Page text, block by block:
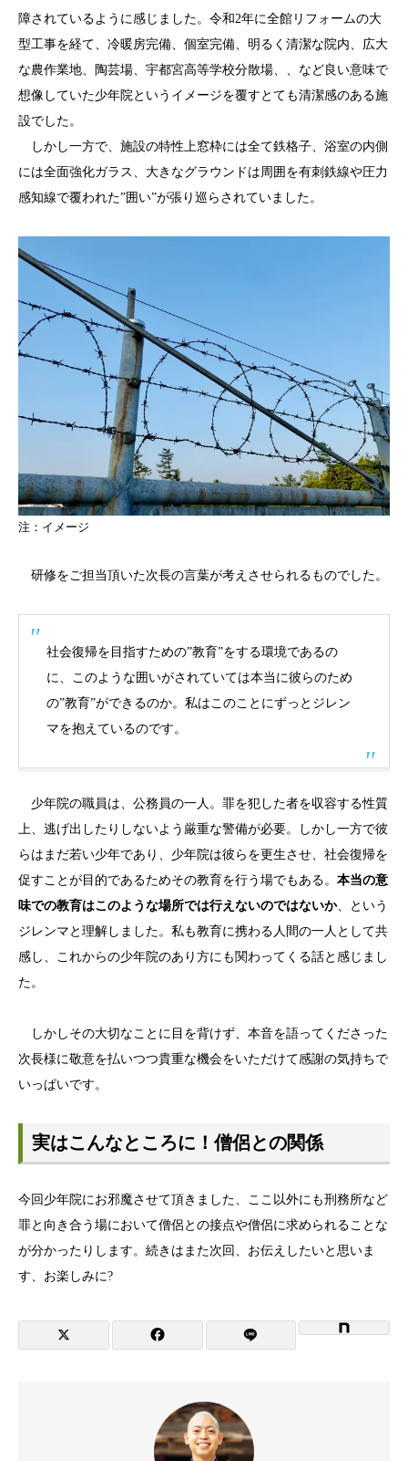
障されているように感じました。令和2年に全館リフォームの大
型工事を経て、冷暖房完備、個室完備、明るく清潔な院内、広大
な農作業地、陶芸場、宇都宮高等学校分散場、、など良い意味で
想像していた少年院というイメージを覆すとても清潔感のある施
設でした。
しかし一方で、施設の特性上窓枠には全て鉄格子、浴室の内側
には全面強化ガラス、大きなグラウンドは周囲を有刺鉄線や圧力
感知線で覆われた”囲い”が張り巡らされていました。
注：イメージ
研修をご担当頂いた次長の言葉が考えさせられるものでした。
社会復帰を目指すための”教育”をする環境であるの
に、このような囲いがされていては本当に彼らのため
の”教育”ができるのか。私はこのことにずっとジレン
マを抱えているのです。
少年院の職員は、公務員の一人。罪を犯した者を収容する性質
上、逃げ出したりしないよう厳重な警備が必要。しかし一方で彼
らはまだ若い少年であり、少年院は彼らを更生させ、社会復帰を
促すことが目的であるためその教育を行う場でもある。 本当の意
味での教育はこのような場所では行えないのではないか、という
ジレンマと理解しました。私も教育に携わる人間の一人として共
感し、これからの少年院のあり方にも関わってくる話と感じまし
た。
しかしその大切なことに目を背けず、本音を語ってくださった
次長様に敬意を払いつつ貴重な機会をいただけて感謝の気持ちで
いっぱいです。
実はこんなところに！僧侶との関係
今回少年院にお邪魔させて頂きました、ここ以外にも刑務所など
罪と向き合う場において僧侶との接点や僧侶に求められることな
が分かったりします。続きはまた次回、お伝えしたいと思いま
す、お楽しみに?